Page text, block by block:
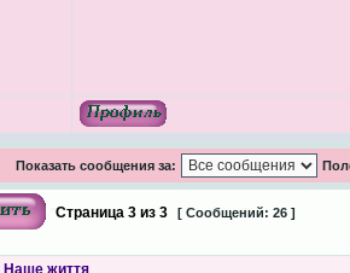
Показать сообщения за:
Страница 3из 3 [ Сообщений: 26 ]
Наше життя